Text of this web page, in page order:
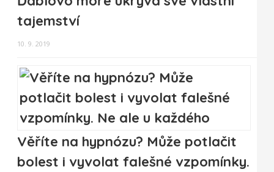
tajemství
10. 9. 2019
Věříte na hypnózu? Může potlačit
bolest i vyvolat falešné vzpomínky.